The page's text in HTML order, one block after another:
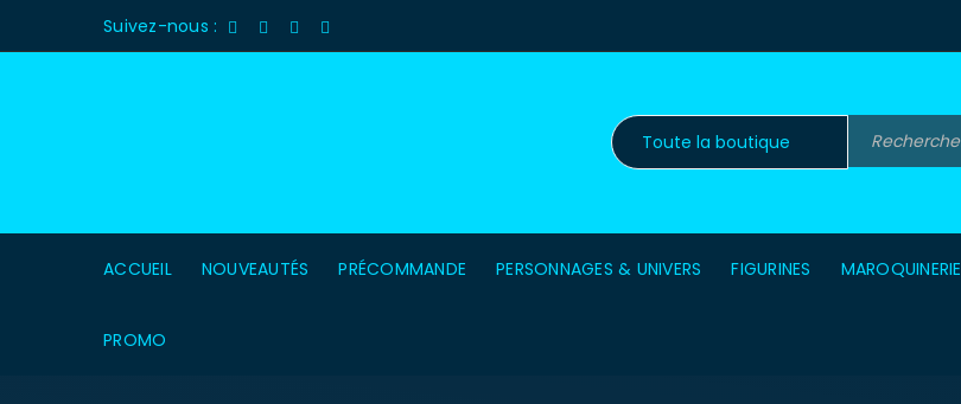
Suivez-nous :
ACCUEIL NOUVEAUTÉS PRÉCOMMANDE PERSONNAGES & UNIVERS FIGURINES MAROQUINERIE
PROMO